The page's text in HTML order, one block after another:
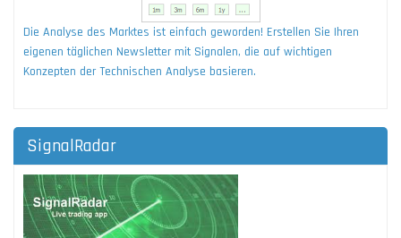
Die Analyse des Marktes ist einfach geworden! Erstellen Sie Ihren
eigenen täglichen Newsletter mit Signalen, die auf wichtigen
Konzepten der Technischen Analyse basieren.
SignalRadar